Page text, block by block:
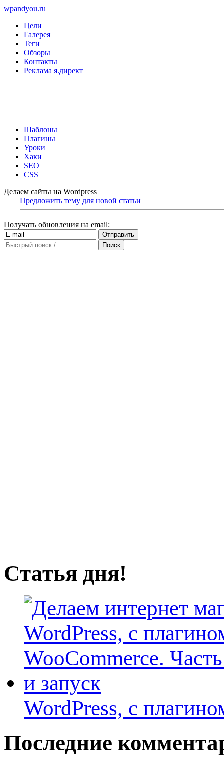
wpandyou.ru
Цели
Галерея
Теги
Обзоры
Контакты
Реклама я.директ
Шаблоны
Плагины
Уроки
Хаки
SEO
CSS
Делаем сайты на Wordpress
Предложить тему для новой статьи
Получать обновления на email:
Статья дня!
WordPress, с
Последние